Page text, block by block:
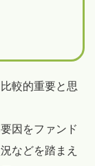
較的重要と思
因をファンド
などを踏まえ